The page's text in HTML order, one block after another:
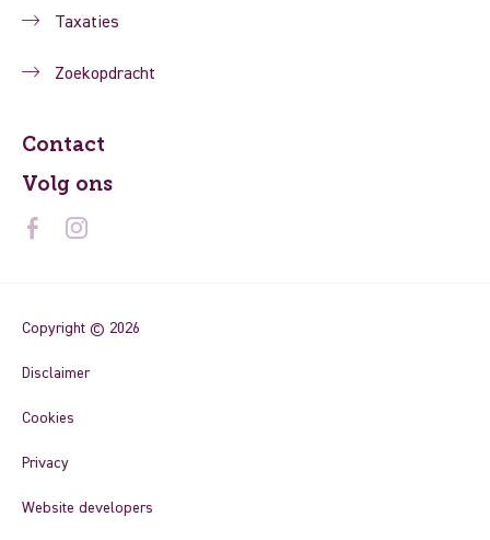
Taxaties
Zoekopdracht
Contact
Volg ons
Copyright © 2026
Disclaimer
Cookies
Privacy
Website developers